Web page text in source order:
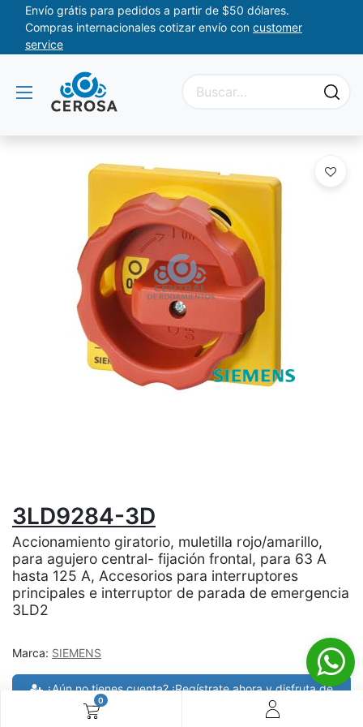
0
Envío grátis para pedidos a partir de $50 dólares.
Compras internacionales cotizar envío con customer
service
3LD9284-3D
Accionamiento giratorio, muletilla rojo/amarillo,
para agujero central- fijación frontal, para 63 A
hasta 125 A, Accesorios para interruptores
principales e interruptor de parada de emergencia
3LD2
Marca: SIEMENS
¿Aún no tienes cuenta? ¡Regístrate ahora y disfruta de
precios especiales en tus compras! 🚀